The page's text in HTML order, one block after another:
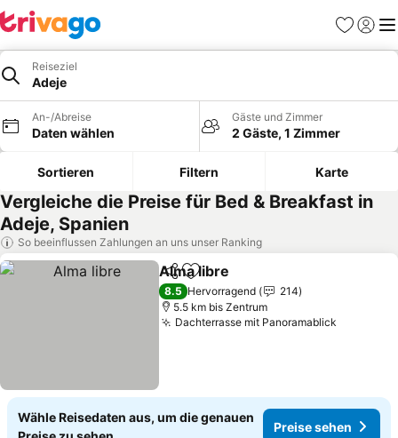
Favoriten
Reiseziel
Adeje
An-/Abreise
Daten wählen
Gäste und Zimmer
2 Gäste, 1 Zimmer
Sortieren Filtern Karte
Vergleiche die Preise für Bed & Breakfast in
Adeje, Spanien
So beeinflussen Zahlungen an uns unser Ranking
TeilenZu Favoriten hinzufügen
Alma libre
8.5 Hervorragend
214
5.5 km bis Zentrum
Dachterrasse mit Panoramablick
Wähle Reisedaten aus, um die genauen
Preise sehen